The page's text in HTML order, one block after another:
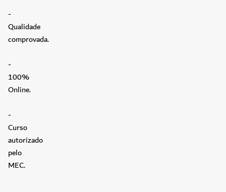
-
Qualidade
comprovada.
-
100%
Online.
-
Curso
autorizado
pelo
MEC.